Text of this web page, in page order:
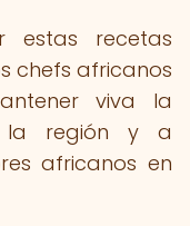
estas recetas
chefs africanos
viva la
la región y a
africanos en